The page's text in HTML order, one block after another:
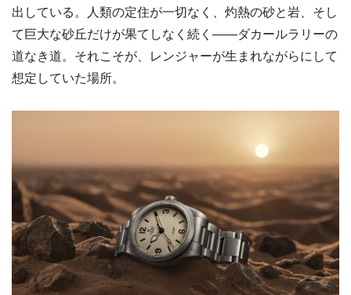
出している。人類の定住が一切なく、灼熱の砂と岩、そし
て巨大な砂丘だけが果てしなく続く――ダカールラリーの
道なき道。それこそが、レンジャーが生まれながらにして
想定していた場所。